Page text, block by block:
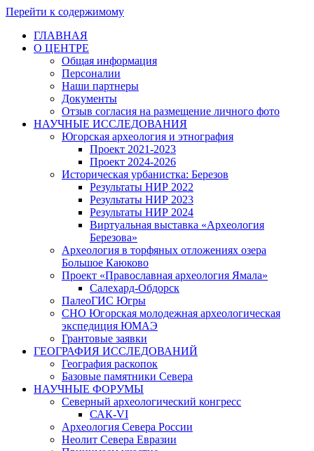
Перейти к содержимому
ГЛАВНАЯ
О ЦЕНТРЕ
Общая информация
Персоналии
Наши партнеры
Документы
Отзыв согласия на размещение личного фото
НАУЧНЫЕ ИССЛЕДОВАНИЯ
Югорская археология и этнография
Проект 2021-2023
Проект 2024-2026
Историческая урбанистка: Березов
Результаты НИР 2022
Результаты НИР 2023
Результаты НИР 2024
Виртуальная выставка «Археология
Березова»
Археология в торфяных отложениях озера
Большое Каюково
Проект «Православная археология Ямала»
Салехард-Обдорск
ПалеоГИС Югры
СНО Югорская молодежная археологическая
экспедиция ЮМАЭ
Грантовые заявки
ГЕОГРАФИЯ ИССЛЕДОВАНИЙ
География раскопок
Базовые памятники Севера
НАУЧНЫЕ ФОРУМЫ
Северный археологический конгресс
САК-VI
Археология Севера России
Неолит Севера Евразии